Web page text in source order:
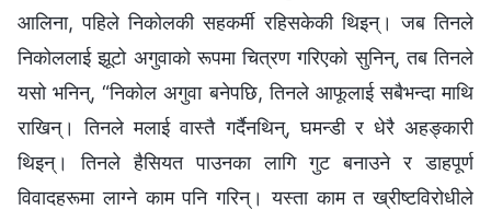
आलिना, पहिले निकोलकी सहकर्मी रहिसकेकी थिइन्। जब तिनले
निकोललाई झूटो अगुवाको रूपमा चित्रण गरिएको सुनिन्, तब तिनले
यसो भनिन्, “निकोल अगुवा बनेपछि, तिनले आफूलाई सबैभन्दा माथि
राखिन्। तिनले मलाई वास्तै गर्दैनथिन्, घमन्डी र धेरै अहङ्कारी
थिइन्। तिनले हैसियत पाउनका लागि गुट बनाउने र डाहपूर्ण
विवादहरूमा लाग्ने काम पनि गरिन्। यस्ता काम त ख्रीष्टविरोधीले